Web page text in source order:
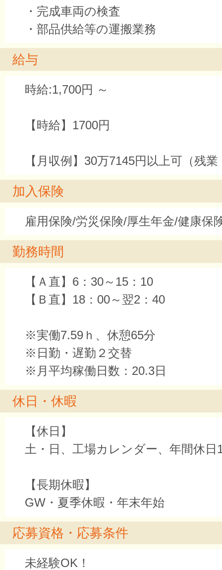
・完成車両の検査
・部品供給等の運搬業務
給与
時給:1,700円 ～
【時給】1700円
【月収例】30万7145円以上可（残
加入保険
雇用保険/労災保険/厚生年金/健康保
勤務時間
【Ａ直】6：30～15：10
【Ｂ直】18：00～翌2：40
※実働7.59ｈ、休憩65分
※日勤・遅勤２交替
※月平均稼働日数：20.3日
休日・休暇
【休日】
土・日、工場カレンダー、年間休日
【長期休暇】
GW・夏季休暇・年末年始
応募資格・応募条件
未経験OK！